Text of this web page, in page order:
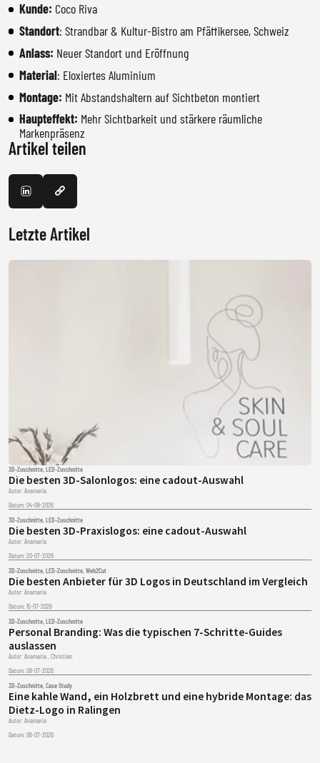
Kunde: Coco Riva
Standort: Strandbar & Kultur-Bistro am Pfäffikersee, Schweiz
Anlass: Neuer Standort und Eröffnung
Material: Eloxiertes Aluminium
Montage: Mit Abstandshaltern auf Sichtbeton montiert
Haupteffekt: Mehr Sichtbarkeit und stärkere räumliche
Markenpräsenz
Artikel teilen
Letzte Artikel
3D-Zuschnitte LED-Zuschnitte
Die besten 3D-Salonlogos: eine cadout-Auswahl
Autor:Anamaria
Datum:04-08-2026
3D-Zuschnitte LED-Zuschnitte
Die besten 3D-Praxislogos: eine cadout-Auswahl
Autor:Anamaria
Datum:20-07-2026
3D-Zuschnitte LED-Zuschnitte Web2Cut
Die besten Anbieter für 3D Logos in Deutschland im Vergleich
Autor:Anamaria
Datum:15-07-2026
3D-Zuschnitte LED-Zuschnitte
Personal Branding: Was die typischen 7-Schritte-Guides
auslassen
Autor:Anamaria Christian
Datum:08-07-2026
3D-Zuschnitte Case Study
Eine kahle Wand, ein Holzbrett und eine hybride Montage: das
Dietz-Logo in Ralingen
Autor:Anamaria
Datum:06-07-2026